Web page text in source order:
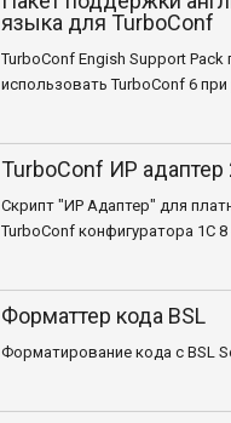
языка для TurboConf
TurboConf Engish Support Pack
использовать TurboConf 6
TurboConf ИР адаптер
Cкрипт "ИР Адаптер" для
TurboConf конфигуратора 1С
доступ к функциям
Форматтер кода BSL
Форматирование кода с BSL